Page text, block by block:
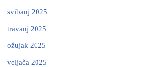
svibanj 2025
travanj 2025
ožujak 2025
veljača 2025